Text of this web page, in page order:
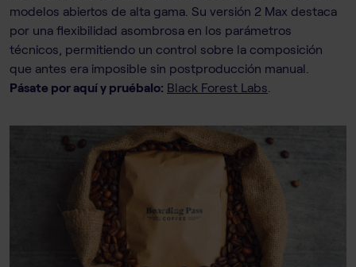
modelos abiertos de alta gama. Su versión 2 Max destaca
por una flexibilidad asombrosa en los parámetros
técnicos, permitiendo un control sobre la composición
que antes era imposible sin postproducción manual.
Pásate por aquí y pruébalo: Black Forest Labs